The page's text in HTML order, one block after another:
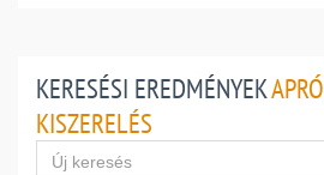
KERESÉSI EREDMÉNYEK
KISZERELÉS